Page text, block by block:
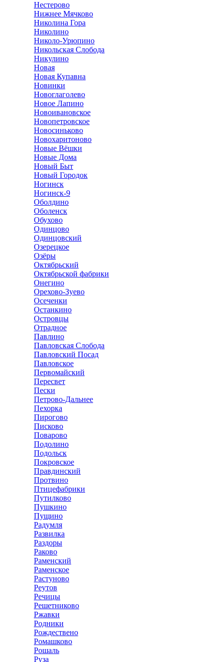
Нестерово
Нижнее Мячково
Николина Гора
Николино
Николо-Урюпино
Никольская Слобода
Никулино
Новая
Новая Купавна
Новинки
Новоглаголево
Новое Лапино
Новоивановское
Новопетровское
Новосиньково
Новохаритоново
Новые Вёшки
Новые Дома
Новый Быт
Новый Городок
Ногинск
Ногинск-9
Оболдино
Оболенск
Обухово
Одинцово
Одинцовский
Озерецкое
Озёры
Октябрьский
Октябрьской фабрики
Онегино
Орехово-Зуево
Осеченки
Останкино
Островцы
Отрадное
Павлино
Павловская Слобода
Павловский Посад
Павловское
Первомайский
Пересвет
Пески
Петрово-Дальнее
Пехорка
Пирогово
Писково
Поварово
Подолино
Подольск
Покровское
Правдинский
Протвино
Птицефабрики
Путилково
Пушкино
Пущино
Радумля
Развилка
Раздоры
Раково
Раменский
Раменское
Растуново
Реутов
Речицы
Решетниково
Ржавки
Родники
Рождествено
Ромашково
Рошаль
Руза